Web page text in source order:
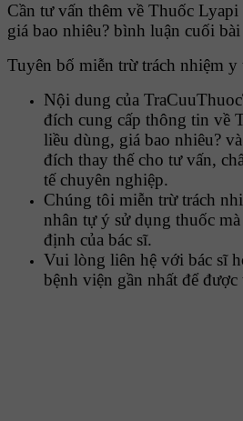
Cần tư vấn thêm về Thuốc
giá bao nhiêu? bình luận cuối
Tuyên bố miễn trừ trách nhiệm y
Nội dung của
đích cung cấp thông tin về
liều dùng, giá bao nhiêu?
đích thay thế cho tư vấn,
tế chuyên nghiệp.
Chúng tôi miễn trừ trách
nhân tự ý sử dụng thuốc
định của bác sĩ.
Vui lòng liên hệ với bác sĩ
bệnh viện gần nhất để được